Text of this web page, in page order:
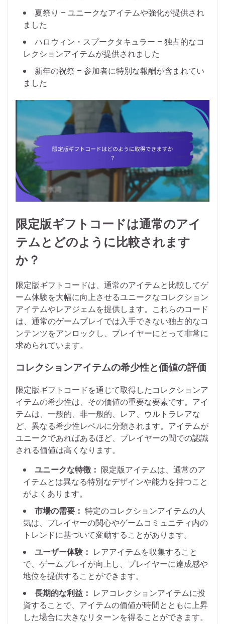
夏祭り – ユニークなアイテムや強化が提供され
ました
ハロウィン・スプークタキュラー – 独占的なコ
レクションアイテムが提供されました
新年の祝祭 – 参加者に特別な報酬が含まれてい
ました
限定版ギフトコードは通常のアイ
テムとどのように比較されます
か？
限定版ギフトコードは、通常のアイテムと比較してゲ
ーム体験を大幅に向上させるユニークなコレクション
アイテムやレアジェムを提供します。これらのコード
は、通常のゲームプレイでは入手できない独占的なコ
ンテンツをアンロックし、プレイヤーにとって非常に
求められています。
コレクションアイテムの希少性と価値の評価
限定版ギフトコードを通じて取得したコレクションア
イテムの希少性は、その価値の重要な要素です。アイ
テムは、一般的、非一般的、レア、ウルトラレアな
ど、異なる希少性レベルに分類されます。アイテムが
ユニークであればあるほど、プレイヤーの間での認識
される価値は高くなります。
ユニークな特徴： 限定版アイテムは、通常のア
イテムとは異なる特別なデザインや能力を持つこと
がよくあります。
市場の需要： 特定のコレクションアイテムの人
気は、プレイヤーの関心やゲームコミュニティ内の
トレンドに基づいて変動することがあります。
ユーザー体験： レアアイテムを収集すること
で、ゲームプレイが向上し、プレイヤーに達成感や
地位を提供することができます。
長期的な利益： レアコレクションアイテムに投
資することで、アイテムの価値が時間とともに上昇
した場合に大きなリターンを得ることができます。